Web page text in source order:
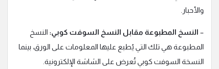
والأحبار.
– النسخ المطبوعة مقابل النسخ السوفت كوبي: النسخ
المطبوعة هي تلك التي يُطبع عليها المعلومات على الورق، بينما
النسخة السوفت كوبي تُعرض على الشاشة الإلكترونية.